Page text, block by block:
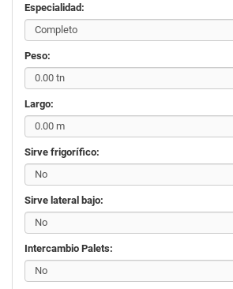
Especialidad:
Peso:
Largo:
Sirve frigorífico:
Sirve lateral bajo:
Intercambio Palets: